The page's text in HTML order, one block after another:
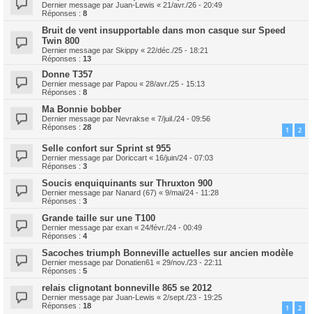
Dernier message par Juan-Lewis « 21/avr./26 - 20:49
Réponses : 8
Bruit de vent insupportable dans mon casque sur Speed
Twin 800
Dernier message par Skippy « 22/déc./25 - 18:21
Réponses : 13
Donne T357
Dernier message par Papou « 28/avr./25 - 15:13
Réponses : 8
Ma Bonnie bobber
Dernier message par Nevrakse « 7/juil./24 - 09:56
Réponses : 28 1 2
Selle confort sur Sprint st 955
Dernier message par Doriccart « 16/juin/24 - 07:03
Réponses : 3
Soucis enquiquinants sur Thruxton 900
Dernier message par Nanard (67) « 9/mai/24 - 11:28
Réponses : 3
Grande taille sur une T100
Dernier message par exan « 24/févr./24 - 00:49
Réponses : 4
Sacoches triumph Bonneville actuelles sur ancien modèle
Dernier message par Donatien61 « 29/nov./23 - 22:11
Réponses : 5
relais clignotant bonneville 865 se 2012
Dernier message par Juan-Lewis « 2/sept./23 - 19:25
Réponses : 18 1 2